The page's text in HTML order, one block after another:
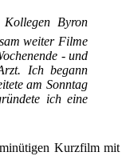
Byron
weiter Filme
- und
Ich begann
am Sonntag
ich eine
Kurzfilm mit